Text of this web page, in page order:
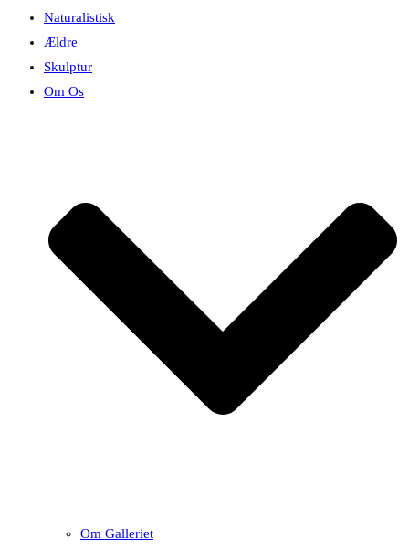
Naturalistisk
Ældre
Skulptur
Om Os
Om Galleriet